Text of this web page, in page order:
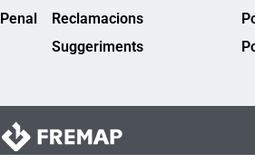
Reclamacions
Suggeriments